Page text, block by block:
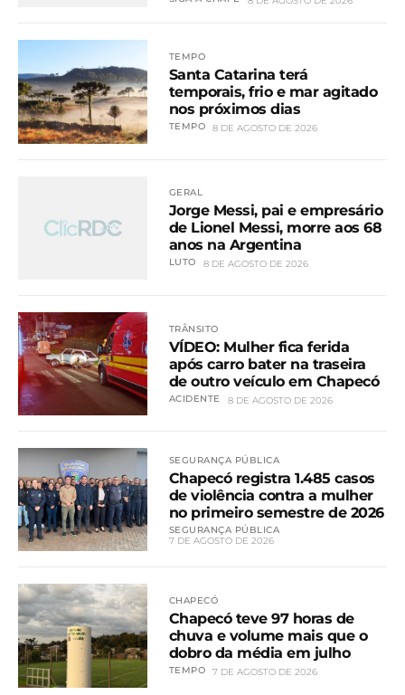
TEMPO
Santa Catarina terá
temporais, frio e mar agitado
nos próximos dias
TEMPO 8 DE AGOSTO DE 2026
GERAL
Jorge Messi, pai e empresário
de Lionel Messi, morre aos 68
anos na Argentina
LUTO 8 DE AGOSTO DE 2026
TRÂNSITO
VÍDEO: Mulher fica ferida
após carro bater na traseira
de outro veículo em Chapecó
ACIDENTE 8 DE AGOSTO DE 2026
SEGURANÇA PÚBLICA
Chapecó registra 1.485 casos
de violência contra a mulher
no primeiro semestre de 2026
SEGURANÇA PÚBLICA
7 DE AGOSTO DE 2026
CHAPECÓ
Chapecó teve 97 horas de
chuva e volume mais que o
dobro da média em julho
TEMPO 7 DE AGOSTO DE 2026